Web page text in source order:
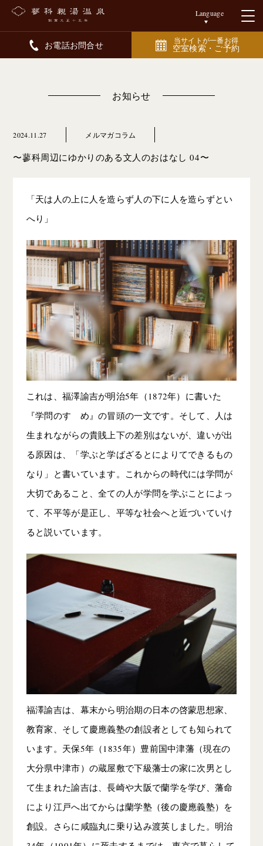
Language
お電話お問合せ 当サイトが一番お得
空室検索・ご予約
お知らせ
2024.11.27 メルマガコラム
〜蓼科周辺にゆかりのある文人のおはなし 04〜
「天は人の上に人を造らず人の下に人を造らずとい
へり」
これは、福澤諭吉が明治5年（1872年）に書いた
『学問のすゝめ』の冒頭の一文です。そして、人は
生まれながらの貴賎上下の差別はないが、違いが出
る原因は、「学ぶと学ばざるとによりてできるもの
なり」と書いています。これからの時代には学問が
大切であること、全ての人が学問を学ぶことによっ
て、不平等が是正し、平等な社会へと近づいていけ
ると説いています。
福澤諭吉は、幕末から明治期の日本の啓蒙思想家、
教育家、そして慶應義塾の創設者としても知られて
います。天保5年（1835年）豊前国中津藩（現在の
大分県中津市）の蔵屋敷で下級藩士の家に次男とし
て生まれた諭吉は、長崎や大阪で蘭学を学び、藩命
により江戸へ出てからは蘭学塾（後の慶應義塾）を
創設。さらに咸臨丸に乗り込み渡英しました。明治